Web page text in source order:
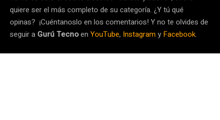
quiere ser el más completo de su categoría. ¿Y tú qué
opinas? ¡Cuéntanoslo en los comentarios! Y no te olvides de
seguir a Gurú Tecnoen YouTube, Instagramy Facebook.